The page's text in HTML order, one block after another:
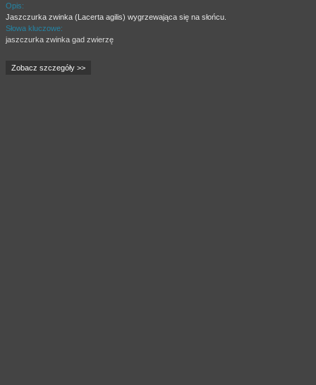
Opis:
Jaszczurka zwinka (Lacerta agilis) wygrzewająca się na słońcu.
Słowa kluczowe:
jaszczurka zwinka gad zwierzę
Zobacz szczegóły >>